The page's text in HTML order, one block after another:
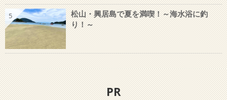
5
松山・興居島で夏を満喫！～海水浴に釣
り！～
PR